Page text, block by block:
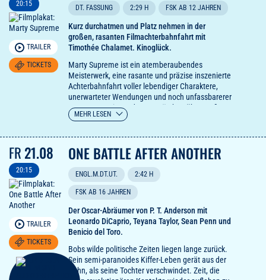
20:15
TRAILER
TICKETS
DT. FASSUNG 2:29 H FSK AB 12 JAHREN
Kurz durchatmen und Platz nehmen in der
großen, rasanten Filmachterbahnfahrt mit
Timothée Chalamet. Kinoglück.
Marty Supreme ist ein atemberaubendes
Meisterwerk, eine rasante und präzise inszenierte
Achterbahnfahrt voller lebendiger Charaktere,
unerwarteter Wendungen und noch unfassbarerer
Momente – ein modernes Märchen über große
Ambitionen, die mit der schmutzigen Realität des
kollidieren.
Dieser Film ist für die Ewigkeit gemacht.
TimeOut
MEHR LESEN
FR 21.08
20:15
TRAILER
TICKETS
ONE BATTLE AFTER ANOTHER
ENGL.M.DT.UT. 2:42 H
FSK AB 16 JAHREN
Der Oscar-Abräumer von P. T. Anderson mit
Leonardo DiCaprio, Teyana Taylor, Sean Penn und
Benicio del Toro.
Bobs wilde politische Zeiten liegen lange zurück.
Sein semi-paranoides Kiffer-Leben gerät aus der
Bahn, als seine Tochter verschwindet. Zeit, die